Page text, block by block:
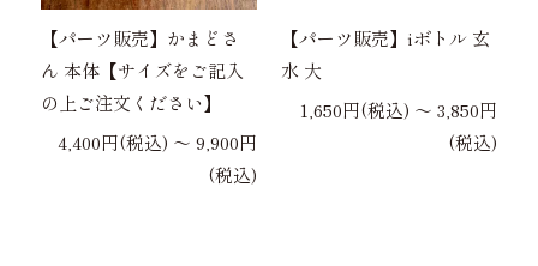
【パーツ販売】かまどさ
ん 本体【サイズをご記入
の上ご注文ください】
4,400円(税込) 〜 9,900円
(税込)
【パーツ販売】iボトル 玄
水 大
1,650円(税込) 〜 3,850円
(税込)